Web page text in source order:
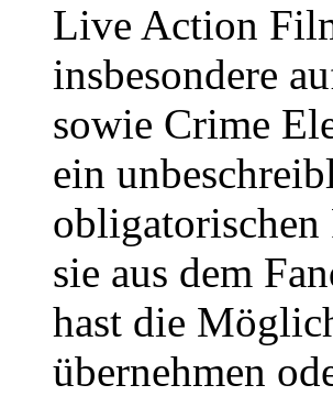
Live Action
insbesondere
sowie Crime
ein
sie aus dem
hast die
übernehmen